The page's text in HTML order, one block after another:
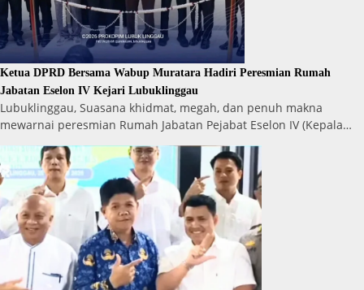
Ketua DPRD Bersama Wabup Muratara Hadiri Peresmian Rumah
Jabatan Eselon IV Kejari Lubuklinggau
Lubuklinggau, Suasana khidmat, megah, dan penuh makna
mewarnai peresmian Rumah Jabatan Pejabat Eselon IV (Kepala…